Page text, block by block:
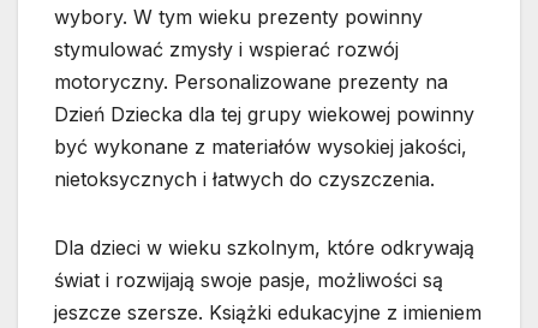
wybory. W tym wieku prezenty powinny
stymulować zmysły i wspierać rozwój
motoryczny. Personalizowane prezenty na
Dzień Dziecka dla tej grupy wiekowej powinny
być wykonane z materiałów wysokiej jakości,
nietoksycznych i łatwych do czyszczenia.
Dla dzieci w wieku szkolnym, które odkrywają
świat i rozwijają swoje pasje, możliwości są
jeszcze szersze. Książki edukacyjne z imieniem